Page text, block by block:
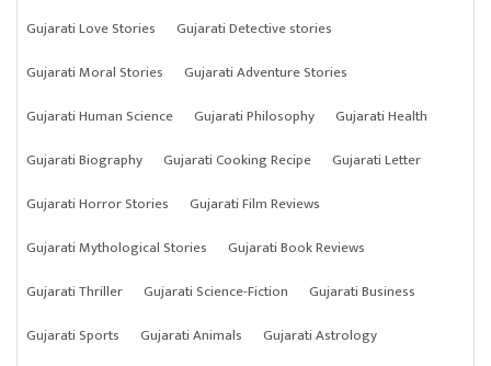
Gujarati Love Stories
Gujarati Detective stories
Gujarati Moral Stories
Gujarati Adventure Stories
Gujarati Human Science
Gujarati Philosophy
Gujarati Health
Gujarati Biography
Gujarati Cooking Recipe
Gujarati Letter
Gujarati Horror Stories
Gujarati Film Reviews
Gujarati Mythological Stories
Gujarati Book Reviews
Gujarati Thriller
Gujarati Science-Fiction
Gujarati Business
Gujarati Sports
Gujarati Animals
Gujarati Astrology